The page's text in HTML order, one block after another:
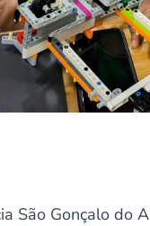
São Gonçalo